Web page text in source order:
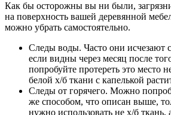
Как бы осторожны вы ни были,
на поверхность вашей деревянной
можно убрать самостоятельно.
Следы воды. Часто они исчезают
если видны через месяц после
попробуйте протереть это место
белой х/б ткани с капелькой
Следы от горячего. Можно
же способом, что описан выше,
нужно использовать не х/б ткань,